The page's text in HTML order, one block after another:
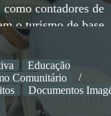
contadores de
o turismo de base
ganham cores de
harmônico com
na região do
Esta preservação,
e sua mobilização
Educação
Comunitário
Documentos